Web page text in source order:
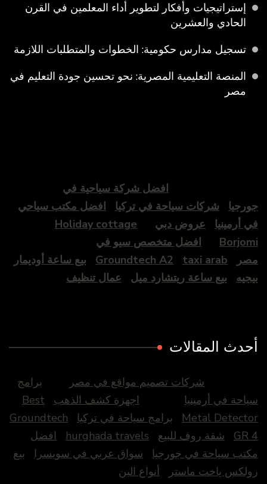
إستراتيجيات وأفكار لتطوير أداء المعلمين في القرن
الحادي والعشرين
تسجيل مدارس حكومية: الخطوات والمتطلبات اللازمة
المنصة التعليمية المصرية: نحو تحسين جودة التعليم في
مصر
افضل شركة سياحية في
جورجيا
شركات سياحة في تركيا
افضل مكتب سياحي
في أرمينيا
عروض دبي
Holiday cottage
Borjomi
افضل متخصص سيو في
مصر
Groundtech A2 taxi arab
بيع ساعة أوديمار
بيجيه
بيع ساعة ريتشارد ميل عمال تنظيف
أحدث المقالات
شركات تصميم مواقع في مصر
برامج
سياحة في أرمينيا
اجهزة كشف الذهب
Best
Metal Detector
برامج سياحة في تركيا
Groundtech
GR 4
شقة روف للبيع hurghada travels
افضل
مكتب سياحة في جورجيا
سواق عربي في سويسرا
بيع
رولكس ياخت ماستر
أنواع البن